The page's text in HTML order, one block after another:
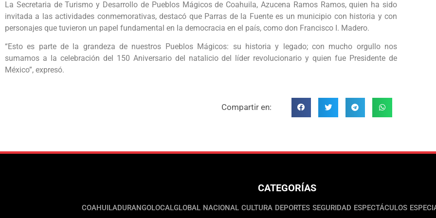
La Secretaria de Turismo y Desarrollo de Pueblos Mágicos de Coahuila, Azucena Ramos Ramos, quien ha sido
invitada a las actividades conmemorativas, destacó que Parras de la Fuente es un municipio con historia y con
personajes que tuvieron un papel fundamental en la democracia en el país, como don Francisco I. Madero.
“Esto es parte de la grandeza de nuestros Pueblos Mágicos: su historia y legado; con mucho orgullo nos
sumamos a la celebración del 150 Aniversario del natalicio del líder revolucionario y quien fue Presidente de
México”, expresó.
Compartir en:
CATEGORÍAS
COAHUILADURANGOLOCALGLOBAL NACIONAL CULTURA DEPORTES SEGURIDAD ESPECTÁCULOS